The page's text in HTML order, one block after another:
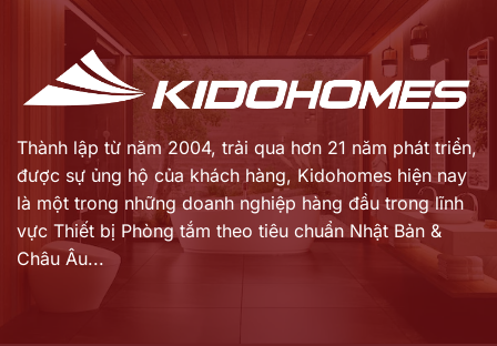
Thành lập từ năm 2004, trải qua hơn 21 năm phát triển,
được sự ủng hộ của khách hàng, Kidohomes hiện nay
là một trong những doanh nghiệp hàng đầu trong lĩnh
vực Thiết bị Phòng tắm theo tiêu chuẩn Nhật Bản &
Châu Âu...